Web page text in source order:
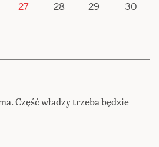
27 28 29
30
Część władzy trzeba będzie